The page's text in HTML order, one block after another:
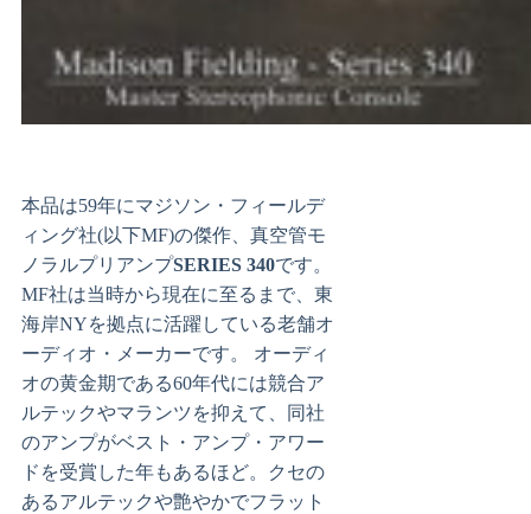
本品は59年にマジソン・フィールデ
ィング社(以下MF)の傑作、真空管モ
ノラルプリアンプSERIES 340です。
MF社は当時から現在に至るまで、東
海岸NYを拠点に活躍している老舗オ
ーディオ・メーカーです。 オーディ
オの黄金期である60年代には競合ア
ルテックやマランツを抑えて、同社
のアンプがベスト・アンプ・アワー
ドを受賞した年もあるほど。クセの
あるアルテックや艶やかでフラット